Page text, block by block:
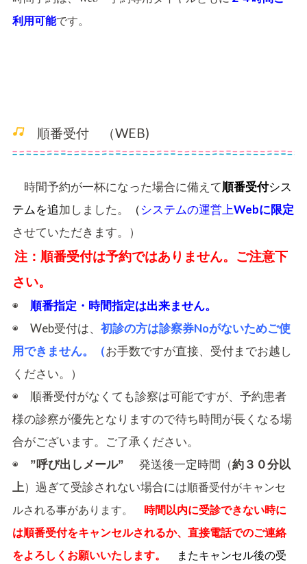
利用可能です。
順番受付 （WEB)
時間予約が一杯になった場合に備えて順番受付シス
テムを追加しました。 （ システムの運営上Webに限定
させていただきます。）
注：順番受付は予約ではありません。ご注意下
さい。
◉ 順番指定・時間指定は出来ません。
◉ Web受付は、 初診の方は診察券Noがないためご使
用できません。（お手数ですが直接、受付までお越し
ください。）
◉ 順番受付がなくても診察は可能ですが、予約患者
様の診察が優先となりますので待ち時間が長くなる場
合がございます。ご了承ください。
◉ ”呼び出しメール” 発送後一定時間（約３０分以
上）過ぎて受診されない場合には順番受付がキャンセ
ルされる事があります。
時間以内に受診できない時に
は順番受付をキャンセルされるか、直接電話でのご連絡
をよろしくお願いいたします。
またキャンセル後の受